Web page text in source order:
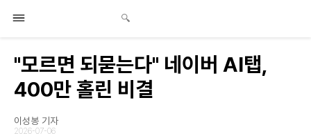
"모르면 되묻는다" 네이버 AI탭,
400만 홀린 비결
이성봉 기자
2026-07-06